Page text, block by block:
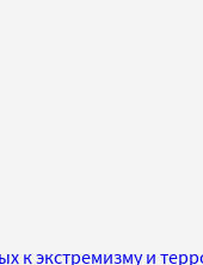
к экстремизму и